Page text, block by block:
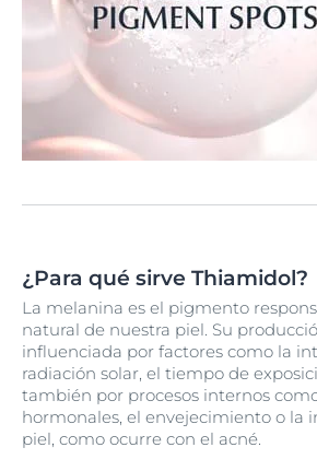
¿Para qué sirve Thiamidol?
La melanina es el pigmento
natural de nuestra piel. Su
influenciada por factores como la
radiación solar, el tiempo de
también por procesos internos
hormonales, el envejecimiento o la
piel, como ocurre con el acné.